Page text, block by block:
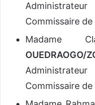
Commissaire
Madame
OUEDRAOGO/
Commissaire